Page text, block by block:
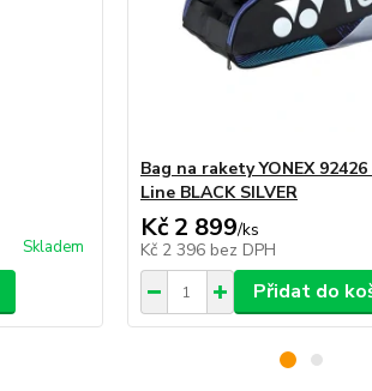
Skladem
Bag na rakety YONEX
Line BLACK SILVER
Kč 2 899/ks
Kč 2 396 bez DPH
Přidat do